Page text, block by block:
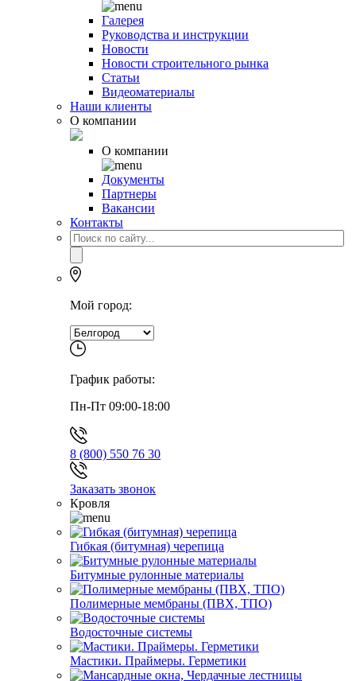
Галерея
Руководства и инструкции
Новости
Новости строительного рынка
Статьи
Видеоматериалы
Наши клиенты
О компании
О компании
Документы
Партнеры
Вакансии
Контакты
Мой город:
График работы:
Пн-Пт 09:00-18:00
8 (800) 550 76 30
Заказать звонок
Кровля
Гибкая (битумная) черепица
Битумные рулонные материалы
Полимерные мембраны (ПВХ, ТПО)
Водосточные системы
Мастики. Праймеры. Герметики